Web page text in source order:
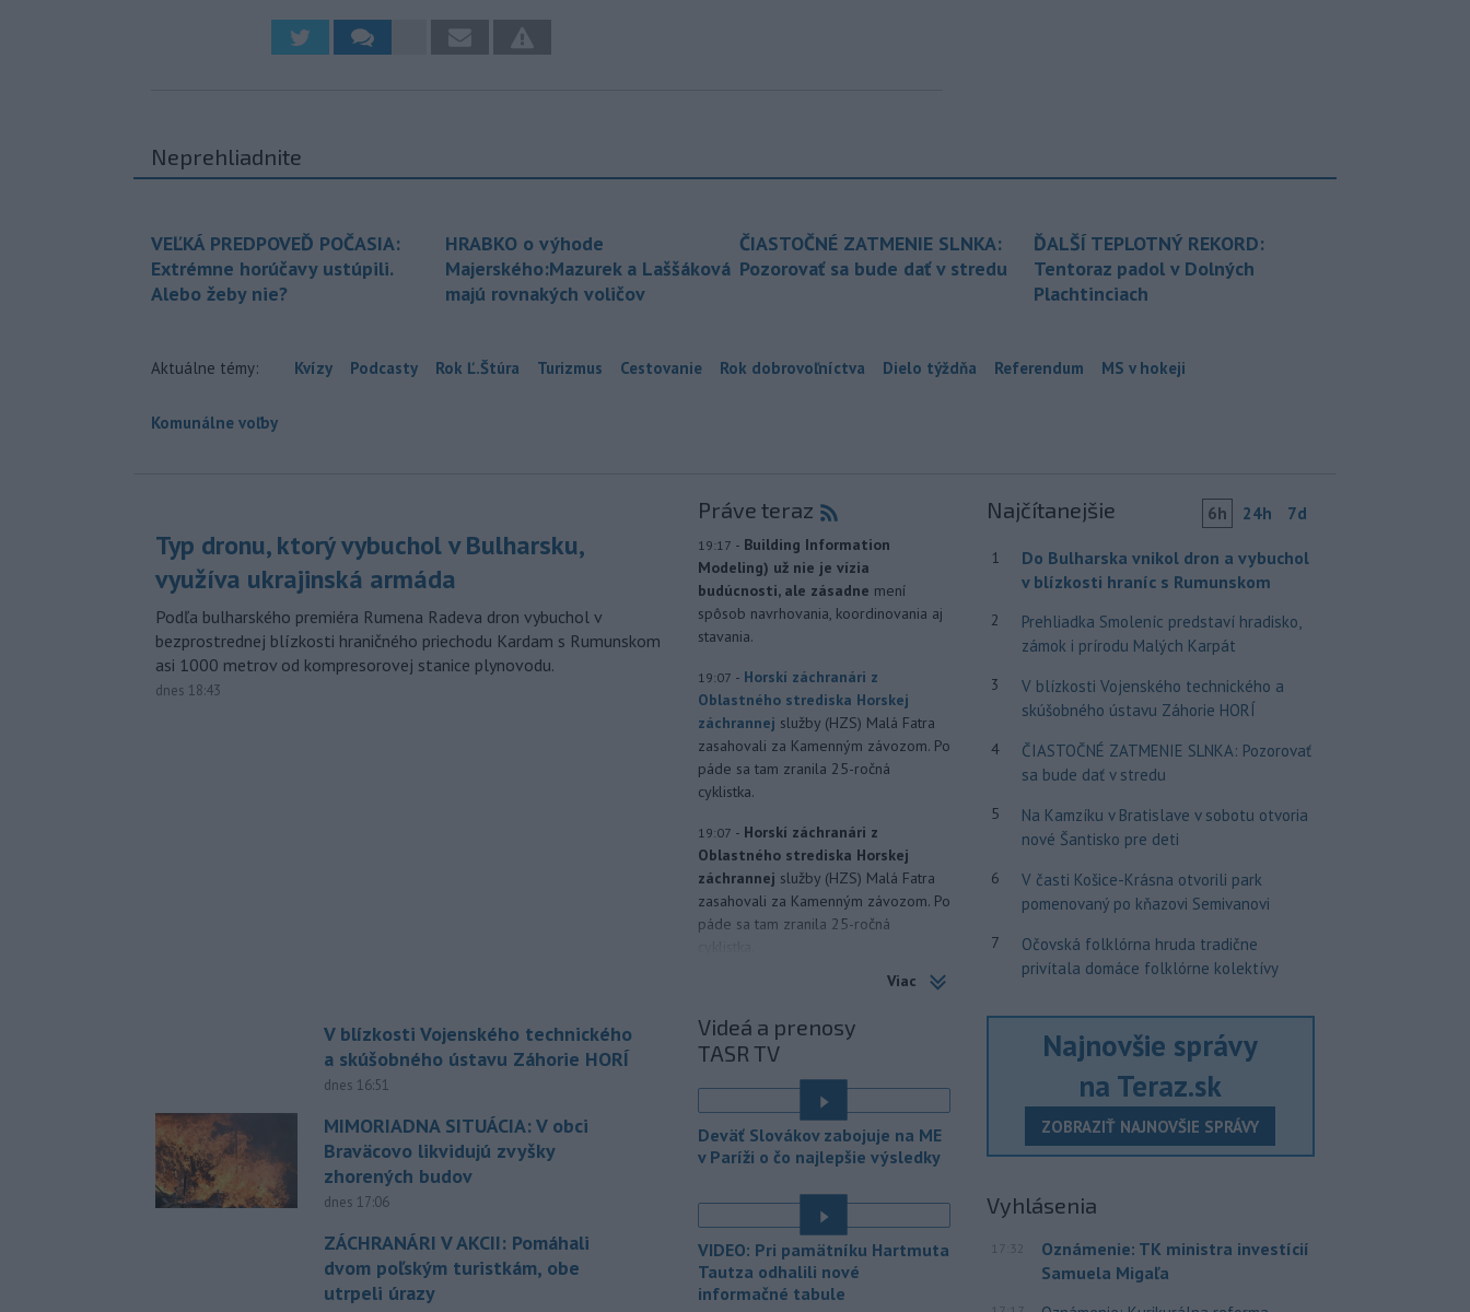
Neprehliadnite
VEĽKÁ PREDPOVEĎ POČASIA:
Extrémne horúčavy ustúpili.
Alebo žeby nie?
HRABKO o výhode
Majerského:Mazurek a Laššáková
majú rovnakých voličov
ČIASTOČNÉ ZATMENIE SLNKA:
Pozorovať sa bude dať v stredu
ĎALŠÍ TEPLOTNÝ REKORD:
Tentoraz padol v Dolných
Plachtinciach
Aktuálne témy: Kvízy Podcasty Rok Ľ.Štúra Turizmus Cestovanie Rok dobrovoľníctva Dielo týždňa Referendum MS v hokeji
Komunálne voľby
Typ dronu, ktorý vybuchol v Bulharsku,
využíva ukrajinská armáda
Podľa bulharského premiéra Rumena Radeva dron vybuchol v
bezprostrednej blízkosti hraničného priechodu Kardam s Rumunskom
asi 1000 metrov od kompresorovej stanice plynovodu.
dnes 18:43
V blízkosti Vojenského technického
a skúšobného ústavu Záhorie HORÍ
dnes 16:51
MIMORIADNA SITUÁCIA: V obci
Braväcovo likvidujú zvyšky
zhorených budov
dnes 17:06
ZÁCHRANÁRI V AKCII: Pomáhali
dvom poľským turistkám, obe
utrpeli úrazy
Práve teraz
19:17 - Building Information
Modeling) už nie je vízia
budúcnosti, ale zásadne mení
spôsob navrhovania, koordinovania aj
stavania.
19:07 - Horskí záchranári z
Oblastného strediska Horskej
záchrannej služby (HZS) Malá Fatra
zasahovali za Kamenným závozom. Po
páde sa tam zranila 25-ročná
cyklistka.
19:07 - Horskí záchranári z
Oblastného strediska Horskej
záchrannej služby (HZS) Malá Fatra
zasahovali za Kamenným závozom. Po
páde sa tam zranila 25-ročná
Po skončení sobotného
Slovakia 2026 bolvo Vojenskom
obvode (VO) Záhorie neďaleko
Senice zaznamenaný požiar porastu.
Na mieste prebieha intenzívny zásah s
cieľom dostať požiar čo najskôr pod
kontrolu a zabrániť jeho ďalšiemu
Typ dronu, ktorý sa zrútil v
Bulharsku, často využíva ukrajinská
armáda, uviedlo bulharské
ministerstvo vnútra.
Viac
Videá a prenosy
TASR TV
Deväť Slovákov zabojuje na ME
v Paríži o čo najlepšie výsledky
VIDEO: Pri pamätníku Hartmuta
Tautza odhalili nové
informačné tabule
Najčítanejšie 6h 24h 7d
1
Do Bulharska vnikol dron a vybuchol
v blízkosti hraníc s Rumunskom
2
Prehliadka Smoleníc predstaví hradisko,
zámok i prírodu Malých Karpát
3
V blízkosti Vojenského technického a
skúšobného ústavu Záhorie HORÍ
4
ČIASTOČNÉ ZATMENIE SLNKA: Pozorovať
sa bude dať v stredu
5
Na Kamzíku v Bratislave v sobotu otvoria
nové Šantisko pre deti
6
V časti Košice-Krásna otvorili park
pomenovaný po kňazovi Semivanovi
7
Očovská folklórna hruda tradične
privítala domáce folklórne kolektívy
Najnovšie správy
na Teraz.sk
ZOBRAZIŤ NAJNOVŠIE SPRÁVY
Vyhlásenia
17:32
Oznámenie: TK ministra investícií
Samuela Migaľa